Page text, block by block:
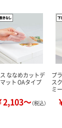
へ
ななめカットデ
ット OAタイプ
2,103～（税込）
プ
ス
ミ